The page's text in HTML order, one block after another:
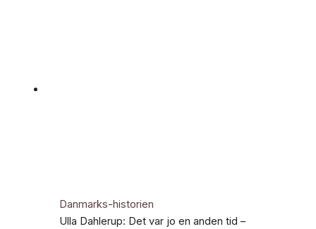
Danmarks-historien
Ulla Dahlerup: Det var jo en anden tid –